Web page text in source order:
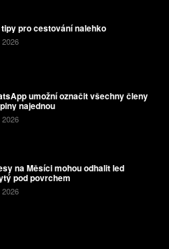
tipy pro cestování nalehko
2026
umožní označit všechny členy
najednou
2026
na Měsíci mohou odhalit led
pod povrchem
2026